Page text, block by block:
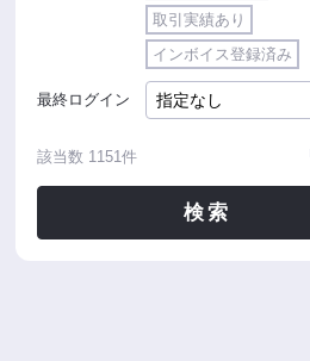
取引実績あり
インボイス登録済み
最終ログイン
該当数 1151件
検索